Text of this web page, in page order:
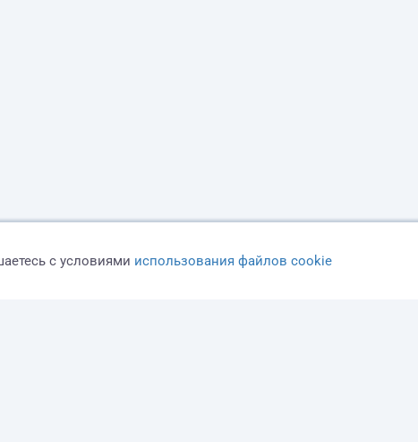
с условиями использования файлов cookie